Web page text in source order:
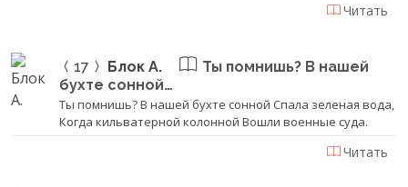
Читать
17 Блок А.
Ты помнишь? В нашей
бухте сонной…
Ты помнишь? В нашей бухте сонной Спала зеленая вода,
Когда кильватерной колонной Вошли военные суда.
Читать